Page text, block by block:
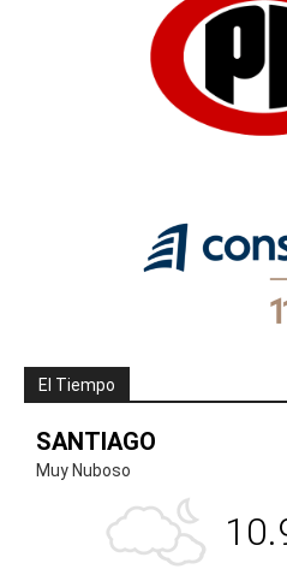
El Tiempo
SANTIAGO
Muy Nuboso